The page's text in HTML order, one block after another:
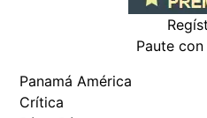
Paute
Panamá América
Crítica